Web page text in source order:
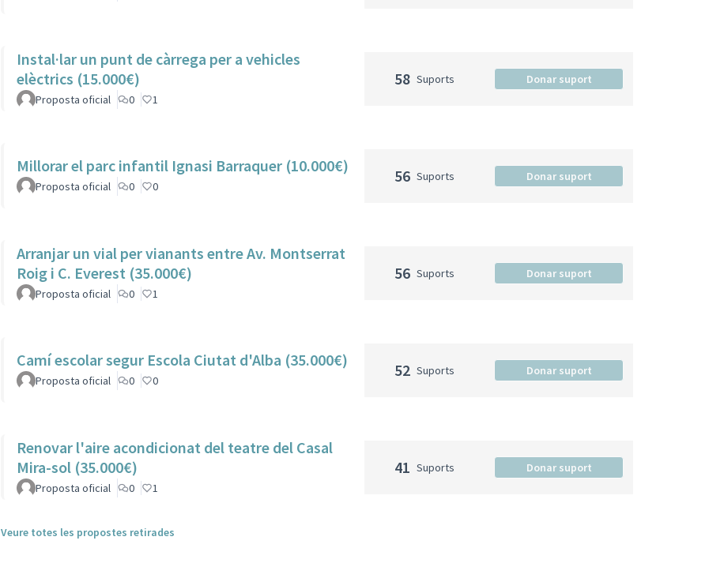
Instal·lar un punt de càrrega per a vehicles
elèctrics (15.000€)
Proposta oficial 0 1
58 Suports Donar suport
Millorar el parc infantil Ignasi Barraquer (10.000€)
Proposta oficial 0 0
56 Suports Donar suport
Arranjar un vial per vianants entre Av. Montserrat
Roig i C. Everest (35.000€)
Proposta oficial 0 1
56 Suports Donar suport
Camí escolar segur Escola Ciutat d'Alba (35.000€)
Proposta oficial 0 0
52 Suports Donar suport
Renovar l'aire acondicionat del teatre del Casal
Mira-sol (35.000€)
Proposta oficial 0 1
41 Suports Donar suport
Veure totes les propostes retirades